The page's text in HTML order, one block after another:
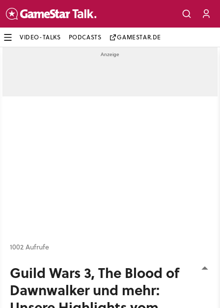
VIDEO-TALKS PODCASTS GAMESTAR.DE
1002 Aufrufe
Guild Wars 3, The Blood of
Dawnwalker und mehr: